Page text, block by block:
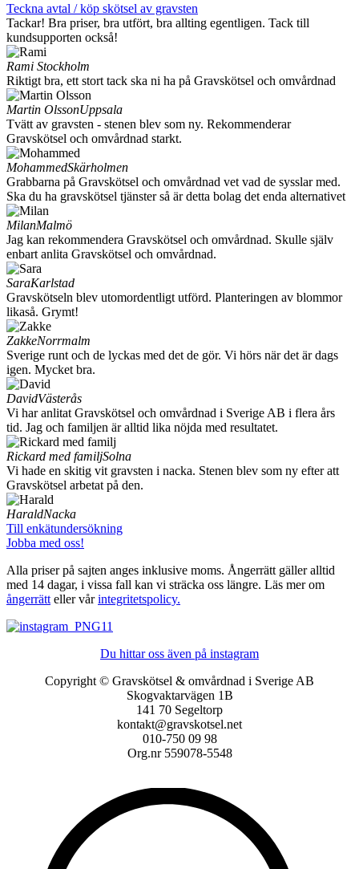
Teckna avtal / köp skötsel av gravsten
Tackar! Bra priser, bra utfört, bra allting egentligen. Tack till
kundsupporten också!
Rami Stockholm
Riktigt bra, ett stort tack ska ni ha på Gravskötsel och omvårdnad
Martin OlssonUppsala
Tvätt av gravsten - stenen blev som ny. Rekommenderar
Gravskötsel och omvårdnad starkt.
MohammedSkärholmen
Grabbarna på Gravskötsel och omvårdnad vet vad de sysslar med.
Ska du ha gravskötsel tjänster så är detta bolag det enda alternativet
MilanMalmö
Jag kan rekommendera Gravskötsel och omvårdnad. Skulle själv
enbart anlita Gravskötsel och omvårdnad.
SaraKarlstad
Gravskötseln blev utomordentligt utförd. Planteringen av blommor
likaså. Grymt!
ZakkeNorrmalm
Sverige runt och de lyckas med det de gör. Vi hörs när det är dags
igen. Mycket bra.
DavidVästerås
Vi har anlitat Gravskötsel och omvårdnad i Sverige AB i flera års
tid. Jag och familjen är alltid lika nöjda med resultatet.
Rickard med familjSolna
Vi hade en skitig vit gravsten i nacka. Stenen blev som ny efter att
Gravskötsel arbetat på den.
HaraldNacka
Till enkätundersökning
Jobba med oss!
Alla priser på sajten anges inklusive moms. Ångerrätt gäller alltid
med 14 dagar, i vissa fall kan vi sträcka oss längre. Läs mer om
ångerrätt eller vårintegritetspolicy.
Du hittar oss även på instagram
Copyright © Gravskötsel & omvårdnad i Sverige AB
Skogvaktarvägen 1B
141 70 Segeltorp
kontakt@gravskotsel.net
010-750 09 98
Org.nr 559078-5548